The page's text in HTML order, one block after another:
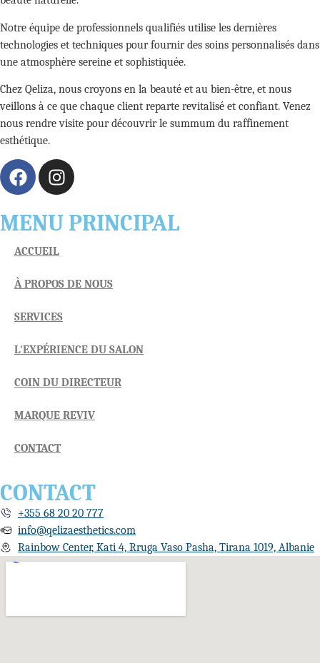
Notre équipe de professionnels qualifiés utilise les dernières
technologies et techniques pour fournir des soins personnalisés dans
une atmosphère sereine et sophistiquée.
Chez Qeliza, nous croyons en la beauté et au bien-être, et nous
veillons à ce que chaque client reparte revitalisé et confiant. Venez
nous rendre visite pour découvrir le summum du raffinement
esthétique.
MENU PRINCIPAL
ACCUEIL
À PROPOS DE NOUS
SERVICES
L'EXPÉRIENCE DU SALON
COIN DU DIRECTEUR
MARQUE REVIV
CONTACT
CONTACT
+355 68 20 20 777
info@qelizaesthetics.com
Rainbow Center, Kati 4, Rruga Vaso Pasha, Tirana 1019, Albanie